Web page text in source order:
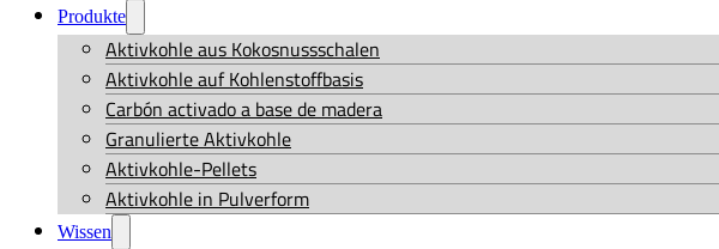
Produkte
Aktivkohle aus Kokosnussschalen
Aktivkohle auf Kohlenstoffbasis
Carbón activado a base de madera
Granulierte Aktivkohle
Aktivkohle-Pellets
Aktivkohle in Pulverform
Wissen